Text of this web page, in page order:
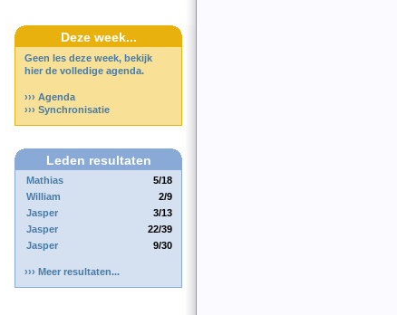
Deze week...
Geen les deze week, bekijk
hier de volledige agenda.
››› Agenda
››› Synchronisatie
Leden resultaten
5/18
Mathias
2/9
William
3/13
Jasper
22/39
Jasper
9/30
Jasper
››› Meer resultaten...